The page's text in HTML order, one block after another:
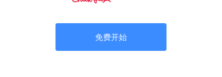
免费开始